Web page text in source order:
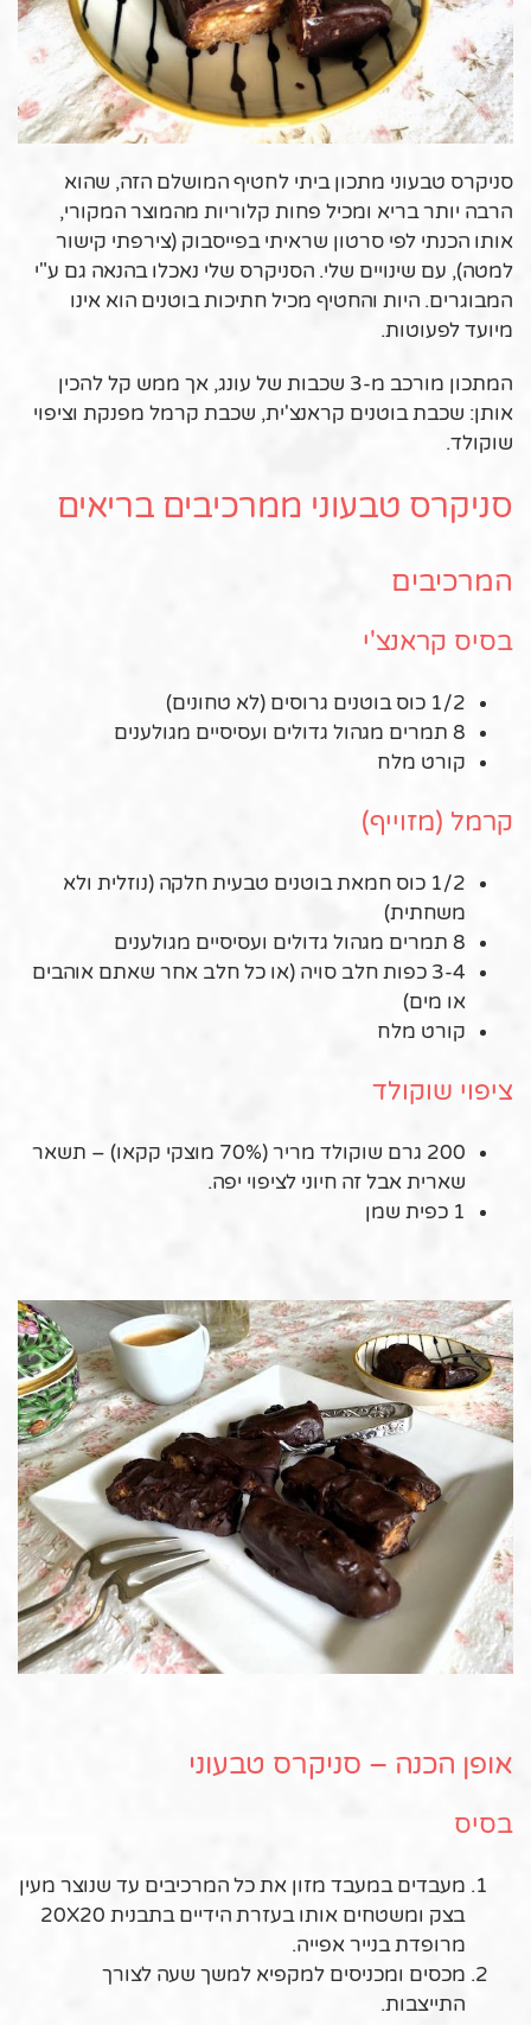
סניקרס טבעוני מתכון ביתי לחטיף המושלם הזה, שהוא
הרבה יותר בריא ומכיל פחות קלוריות מהמוצר המקורי,
אותו הכנתי לפי סרטון שראיתי בפייסבוק (צירפתי קישור
למטה), עם שינויים שלי. הסניקרס שלי נאכלו בהנאה גם ע"י
המבוגרים. היות והחטיף מכיל חתיכות בוטנים הוא אינו
מיועד לפעוטות.
המתכון מורכב מ-3 שכבות של עונג, אך ממש קל להכין
אותן: שכבת בוטנים קראנצ'ית, שכבת קרמל מפנקת וציפוי
שוקולד.
סניקרס טבעוני ממרכיבים בריאים
המרכיבים
בסיס קראנצ'י
1/2 כוס בוטנים גרוסים (לא טחונים)
8 תמרים מגהול גדולים ועסיסיים מגולענים
קורט מלח
קרמל (מזוייף)
1/2 כוס חמאת בוטנים טבעית חלקה (נוזלית ולא
משחתית)
8 תמרים מגהול גדולים ועסיסיים מגולענים
3-4 כפות חלב סויה (או כל חלב אחר שאתם אוהבים
או מים)
קורט מלח
ציפוי שוקולד
200 גרם שוקולד מריר (70% מוצקי קקאו) – תשאר
שארית אבל זה חיוני לציפוי יפה.
1 כפית שמן
אופן הכנה – סניקרס טבעוני
בסיס
מעבדים במעבד מזון את כל המרכיבים עד שנוצר מעין
בצק ומשטחים אותו בעזרת הידיים בתבנית 20X20
מרופדת בנייר אפייה.
מכסים ומכניסים למקפיא למשך שעה לצורך
התייצבות.